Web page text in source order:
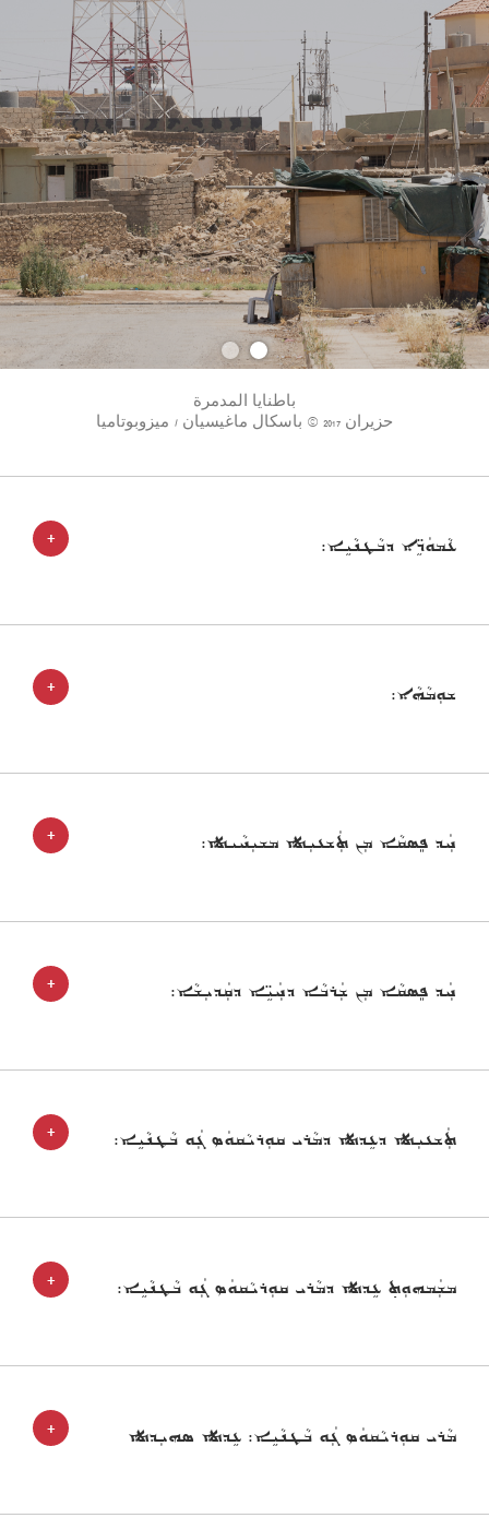
باطنايا المدمرة
حزيران 2017 © باسكال ماغيسيان / ميزوبوتاميا
+ ܥܵܡܘܿܖܹ̈ܐ ܕܒܵܛܢܵܝܹܐ:
+ ܫܘܼܡܵܗܵܐ:
+ ܚܲܕ ܦܸܣܩܵܐ ܡܼܢ ܬܲܫܥܝܼܬܐ ܡܫܝܼܚܵܝܬܐ:
+ ܚܲܕ ܦܸܣܩܵܐ ܡܼܢ ܫܲܪܒܵܐ ܕܚܲܝܹ̈ܐ ܕܩܲܕܝܼܫܵܐ:
+ ܬܲܫܥܝܼܬܐ ܕܥܹܕܬܐ ܕܡܵܪܝ ܩܘܼܪܝܵܩܘܿܣ ܓܲܘ ܒܵܛܢܵܝܹܐ:
+ ܡܫܲܡܗܘܼܬ݂ ܥܹܕܬܐ ܕܡܵܪܝ ܩܘܼܪܝܵܩܘܿܣ ܓܲܘ ܒܵܛܢܵܝܹܐ:
+ ܡܵܪܝ ܩܘܼܪܝܵܩܘܿܣ ܓܲܘ ܒܵܛܢܵܝܹܐ: ܥܹܕܬܐ ܣܗܝܼܕܬܐ